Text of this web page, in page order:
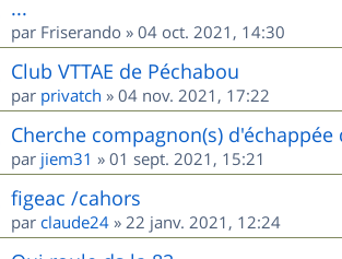
...
par Friserando » 04 oct. 2021, 14:30
Club VTTAE de Péchabou
par privatch » 04 nov. 2021, 17:22
Cherche compagnon(s)
par jiem31 » 01 sept. 2021, 15:21
figeac /cahors
par claude24 » 22 janv. 2021, 12:24